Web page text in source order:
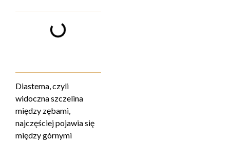
Diastema, czyli
widoczna szczelina
między zębami,
najczęściej pojawia się
między górnymi